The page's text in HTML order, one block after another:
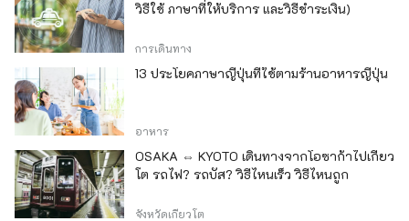
วิธีใช้ ภาษาที่ให้บริการ และวิธีชำระเงิน)
การเดินทาง
13 ประโยคภาษาญี่ปุ่นที่ใช้ตามร้านอาหารญี่ปุ่น
อาหาร
OSAKA ⇔ KYOTO เดินทางจากโอซาก้าไปเกียว
โต รถไฟ? รถบัส? วิธีไหนเร็ว วิธีไหนถูก
จังหวัดเกียวโต